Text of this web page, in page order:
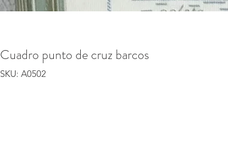
Cuadro punto de cruz barcos
SKU: A0502